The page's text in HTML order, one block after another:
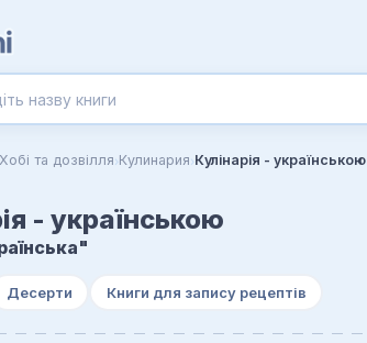
Хобі та дозвілля›Кулинария›Кулінарія - українською
- українською
Десерти Книги для запису рецептів